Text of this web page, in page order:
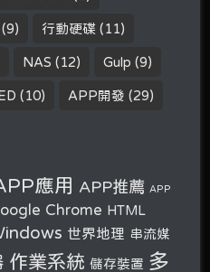
(9) 行動硬碟 (11)
NAS (12) Gulp (9)
(10) APP開發 (29)
應用 APP推薦 APP
Chrome HTML
世界地理 串流媒
作業系統 儲存裝置 多